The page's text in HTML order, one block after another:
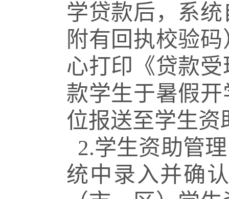
学贷款后，系
附有回执校验
心打印《贷款
款学生于暑假
位报送至学生资
2.学生资助管
统中录入并确